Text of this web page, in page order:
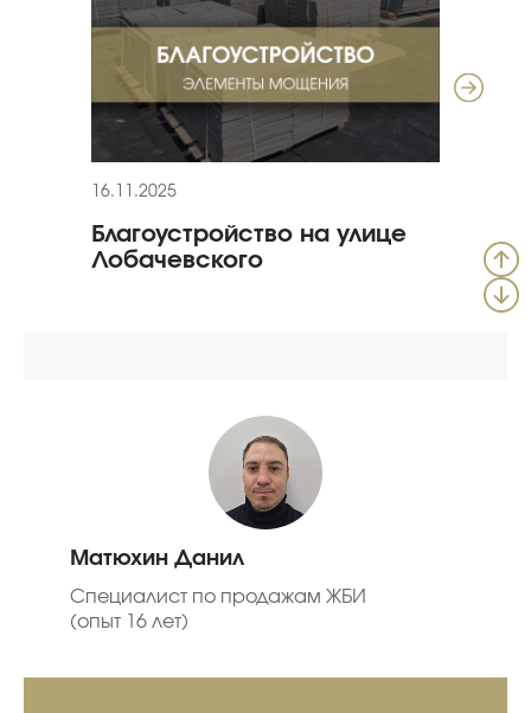
16.11.2025
Благоустройство на улице
Лобачевского
Матюхин Данил
Специалист по продажам ЖБИ
(опыт 16 лет)